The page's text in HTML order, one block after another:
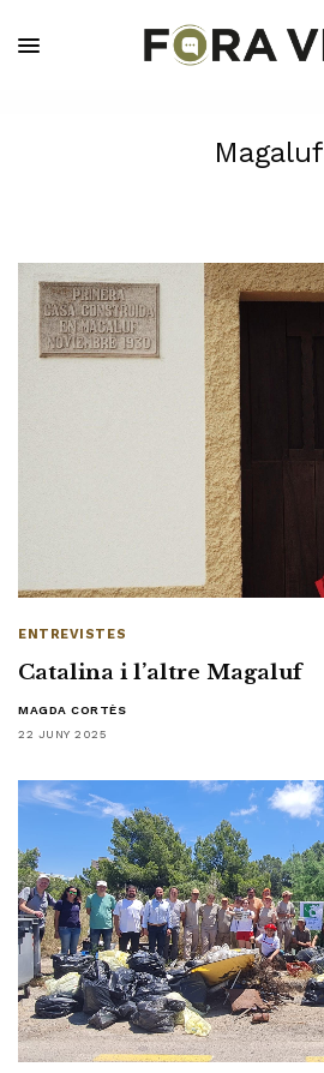
Magaluf
ENTREVISTES
Catalina i l’altre Magaluf
MAGDA CORTÈS
22 JUNY 2025